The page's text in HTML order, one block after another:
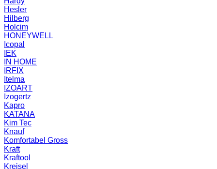
Hesler
Hilberg
Holcim
HONEYWELL
Icopal
IEK
IN HOME
IRFIX
Itelma
IZOART
Izogertz
Kapro
KATANA
Kim Tec
Knauf
Komfortabel Gross
Kraft
Kraftool
Kreisel